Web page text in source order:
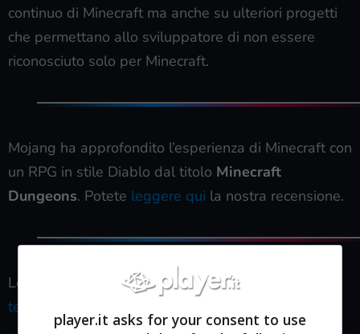
continuo di Minecraft ma anche su ulteriori progetti
che permettano allo sviluppatore di non essere
riconosciuto solo per Minecraft.
Mojang ha approfondito l’esperienza di Minecraft con
un RPG in stile Diablo dal titolo Minecraft
Dungeons. Potete leggere qui la nostra recensione.
Leggi anche:
Una città creata su Minecraft da un
team di esperti
player.it asks for your consent to use